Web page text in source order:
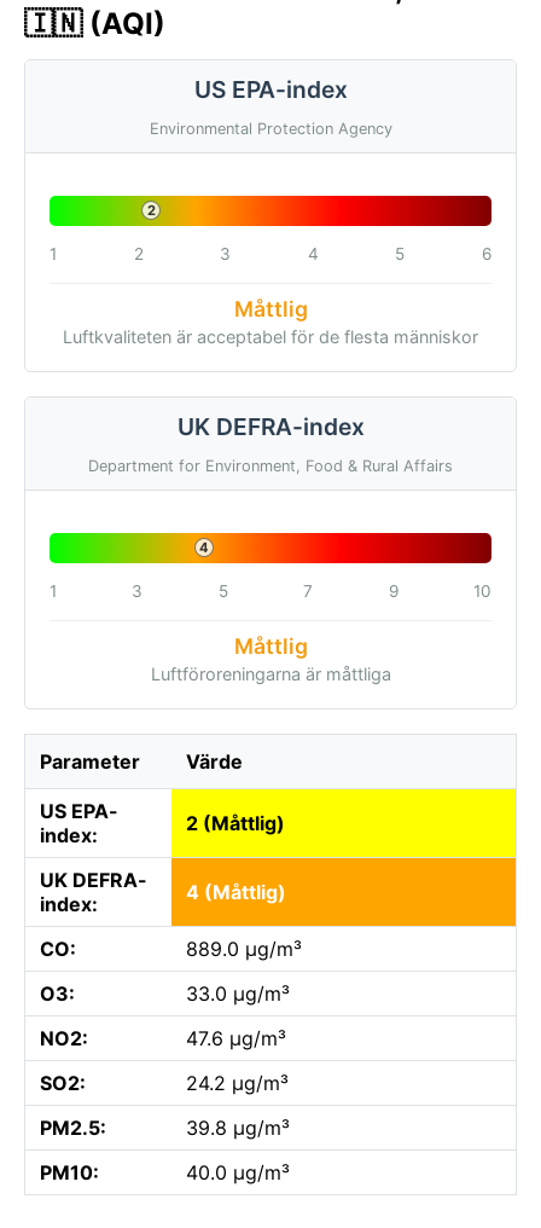
🇮🇳 (AQI)
US EPA-index
Environmental Protection Agency
2
1 2 3 4 5 6
Måttlig
Luftkvaliteten är acceptabel för de flesta människor
UK DEFRA-index
Department for Environment, Food & Rural Affairs
4
1 3 5 7 9 10
Måttlig
Luftföroreningarna är måttliga
Parameter Värde
US EPA-
index:
2 (Måttlig)
UK DEFRA-
index:
4 (Måttlig)
CO:
889.0 µg/m³
O3:
33.0 µg/m³
NO2:
47.6 µg/m³
SO2:
24.2 µg/m³
PM2.5:
39.8 µg/m³
PM10:
40.0 µg/m³